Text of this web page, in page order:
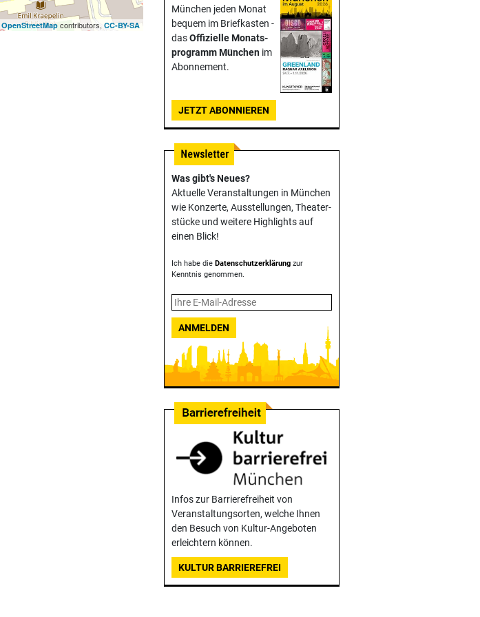
OpenStreetMap contributors, CC-BY-SA
München jeden Monat
bequem im Briefkasten -
dasOffizielle Monats­
programm München im
Abonnement.
JETZT ABONNIEREN
Was gibt's Neues?
Aktuelle Veranstaltungen in München
wie Konzerte, Ausstellungen, Theater­
stücke und weitere Highlights auf
einen Blick!
Ich habe die Datenschutzerklärung zur
Kenntnis genommen.
ANMELDEN
Infos zur Barrierefreiheit von
Veranstaltungsorten, welche Ihnen
den Besuch von Kultur-Angeboten
erleichtern können.
KULTUR BARRIEREFREI